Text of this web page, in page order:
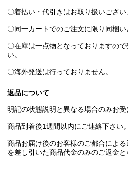
〇着払い・代引きはお取り扱いござい
〇同一カートでのご注文に限り同梱い
〇在庫は一点物となっておりますの
い。
〇海外発送は行っておりません。
返品について
明記の状態説明と異なる場合のみお受
商品到着後1週間以内にご連絡下さい。
商品お届け後のお客様のご都合によ
を差し引いた商品代金のみのご返金と